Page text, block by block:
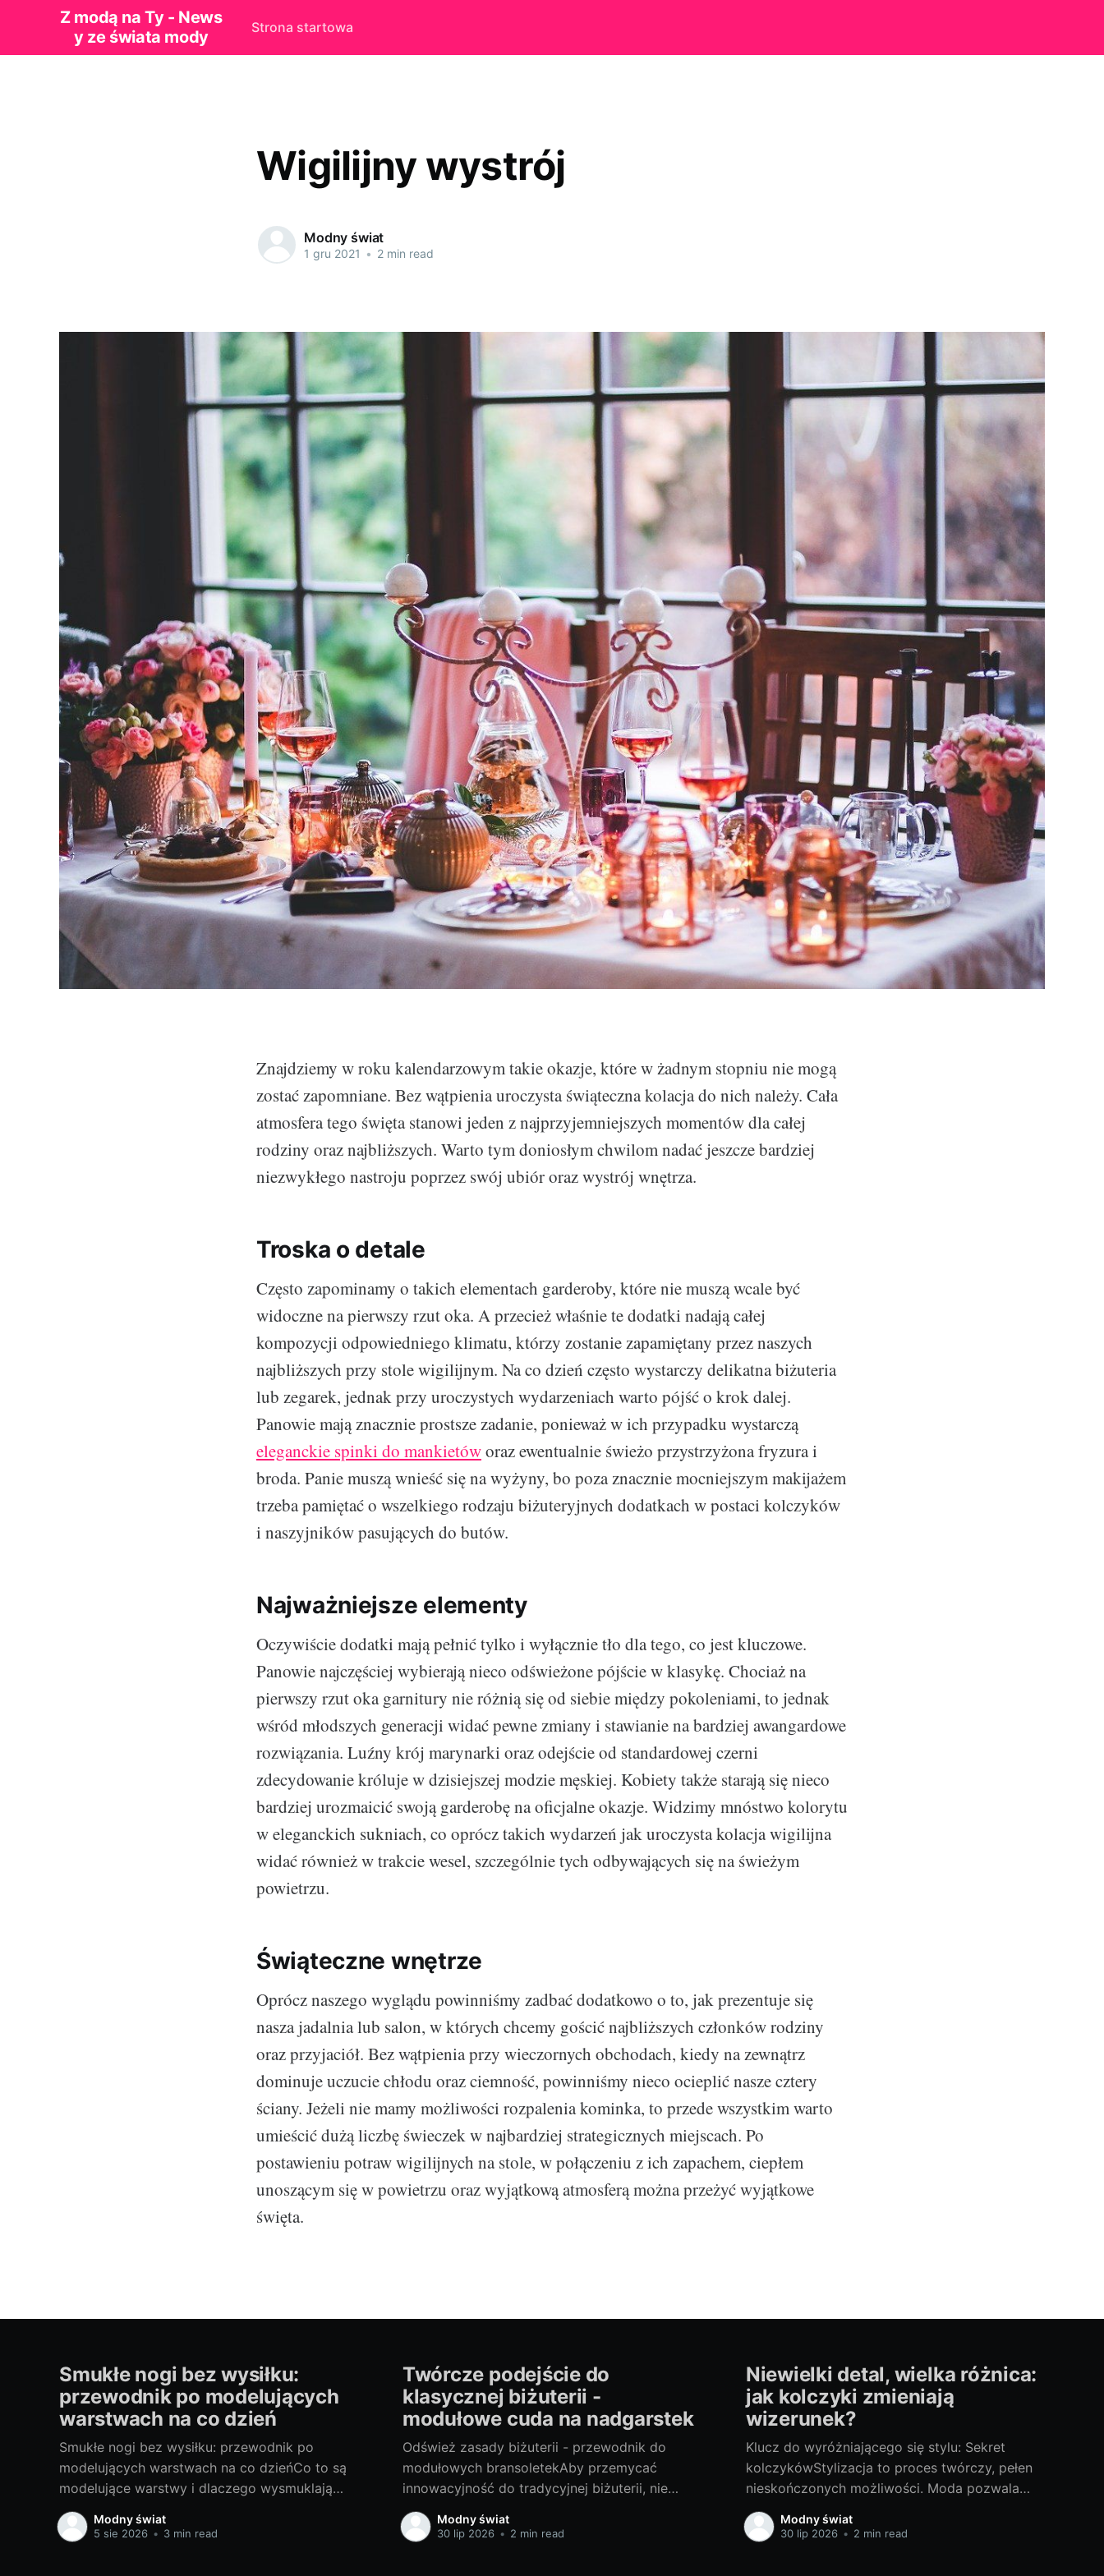
Z modą na Ty - News
y ze świata mody
Strona startowa
Wigilijny wystrój
Modny świat
1 gru 2021 • 2 min read
Znajdziemy w roku kalendarzowym takie okazje, które w żadnym stopniu nie mogą
zostać zapomniane. Bez wątpienia uroczysta świąteczna kolacja do nich należy. Cała
atmosfera tego święta stanowi jeden z najprzyjemniejszych momentów dla całej
rodziny oraz najbliższych. Warto tym doniosłym chwilom nadać jeszcze bardziej
niezwykłego nastroju poprzez swój ubiór oraz wystrój wnętrza.
Troska o detale
Często zapominamy o takich elementach garderoby, które nie muszą wcale być
widoczne na pierwszy rzut oka. A przecież właśnie te dodatki nadają całej
kompozycji odpowiedniego klimatu, którzy zostanie zapamiętany przez naszych
najbliższych przy stole wigilijnym. Na co dzień często wystarczy delikatna biżuteria
lub zegarek, jednak przy uroczystych wydarzeniach warto pójść o krok dalej.
Panowie mają znacznie prostsze zadanie, ponieważ w ich przypadku wystarczą
eleganckie spinki do mankietóworaz ewentualnie świeżo przystrzyżona fryzura i
broda. Panie muszą wnieść się na wyżyny, bo poza znacznie mocniejszym makijażem
trzeba pamiętać o wszelkiego rodzaju biżuteryjnych dodatkach w postaci kolczyków
i naszyjników pasujących do butów.
Najważniejsze elementy
Oczywiście dodatki mają pełnić tylko i wyłącznie tło dla tego, co jest kluczowe.
Panowie najczęściej wybierają nieco odświeżone pójście w klasykę. Chociaż na
pierwszy rzut oka garnitury nie różnią się od siebie między pokoleniami, to jednak
wśród młodszych generacji widać pewne zmiany i stawianie na bardziej awangardowe
rozwiązania. Luźny krój marynarki oraz odejście od standardowej czerni
zdecydowanie króluje w dzisiejszej modzie męskiej. Kobiety także starają się nieco
bardziej urozmaicić swoją garderobę na oficjalne okazje. Widzimy mnóstwo kolorytu
w eleganckich sukniach, co oprócz takich wydarzeń jak uroczysta kolacja wigilijna
widać również w trakcie wesel, szczególnie tych odbywających się na świeżym
powietrzu.
Świąteczne wnętrze
Oprócz naszego wyglądu powinniśmy zadbać dodatkowo o to, jak prezentuje się
nasza jadalnia lub salon, w których chcemy gościć najbliższych członków rodziny
oraz przyjaciół. Bez wątpienia przy wieczornych obchodach, kiedy na zewnątrz
dominuje uczucie chłodu oraz ciemność, powinniśmy nieco ocieplić nasze cztery
ściany. Jeżeli nie mamy możliwości rozpalenia kominka, to przede wszystkim warto
umieścić dużą liczbę świeczek w najbardziej strategicznych miejscach. Po
postawieniu potraw wigilijnych na stole, w połączeniu z ich zapachem, ciepłem
unoszącym się w powietrzu oraz wyjątkową atmosferą można przeżyć wyjątkowe
święta.
Smukłe nogi bez wysiłku:
przewodnik po modelujących
warstwach na co dzień
Smukłe nogi bez wysiłku: przewodnik po
modelujących warstwach na co dzieńCo to są
modelujące warstwy i dlaczego wysmuklają
nogi: podstawy, rodzaje, na co zwrócić
uwagęModelujące warstwy to sprytne elementy
Modny świat
5 sie 2026 • 3 min read
Twórcze podejście do
klasycznej biżuterii -
modułowe cuda na nadgarstek
Odśwież zasady biżuterii - przewodnik do
modułowych bransoletekAby przemycać
innowacyjność do tradycyjnej biżuterii, nie
zawsze trzeba szukać najbardziej
wywrotowych rozwiązań. Czasem odpowiedź
Modny świat
30 lip 2026 • 2 min read
Niewielki detal, wielka różnica:
jak kolczyki zmieniają
wizerunek?
Klucz do wyróżniającego się stylu: Sekret
kolczykówStylizacja to proces twórczy, pełen
nieskończonych możliwości. Moda pozwala
nam wyrażać siebie za pomocą stroju, a jeden
z niewielkich, choć istotnych elementów tego
Modny świat
30 lip 2026 • 2 min read